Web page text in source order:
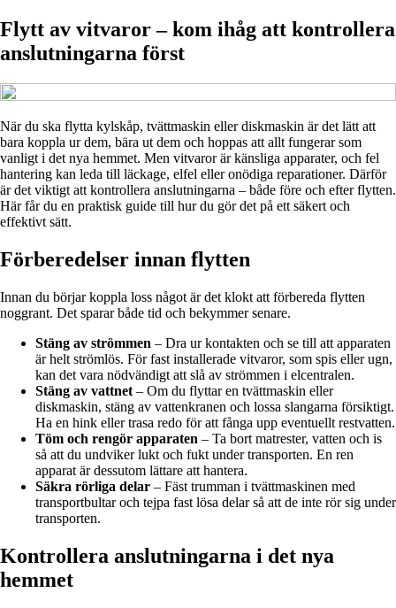
Flytt av vitvaror – kom ihåg att kontrollera
anslutningarna först
När du ska flytta kylskåp, tvättmaskin eller diskmaskin är det lätt att
bara koppla ur dem, bära ut dem och hoppas att allt fungerar som
vanligt i det nya hemmet. Men vitvaror är känsliga apparater, och fel
hantering kan leda till läckage, elfel eller onödiga reparationer. Därför
är det viktigt att kontrollera anslutningarna – både före och efter flytten.
Här får du en praktisk guide till hur du gör det på ett säkert och
effektivt sätt.
Förberedelser innan flytten
Innan du börjar koppla loss något är det klokt att förbereda flytten
noggrant. Det sparar både tid och bekymmer senare.
Stäng av strömmen – Dra ur kontakten och se till att apparaten
är helt strömlös. För fast installerade vitvaror, som spis eller ugn,
kan det vara nödvändigt att slå av strömmen i elcentralen.
Stäng av vattnet – Om du flyttar en tvättmaskin eller
diskmaskin, stäng av vattenkranen och lossa slangarna försiktigt.
Ha en hink eller trasa redo för att fånga upp eventuellt restvatten.
Töm och rengör apparaten – Ta bort matrester, vatten och is
så att du undviker lukt och fukt under transporten. En ren
apparat är dessutom lättare att hantera.
Säkra rörliga delar – Fäst trumman i tvättmaskinen med
transportbultar och tejpa fast lösa delar så att de inte rör sig under
transporten.
Kontrollera anslutningarna i det nya
hemmet